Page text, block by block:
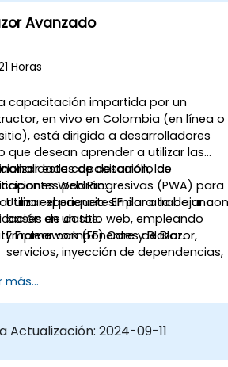
Avanzado
Horas
capacitación impartida por un
en vivo en Colombia (en línea o
está dirigida a desarrolladores
que desean aprender a utilizar las
de desarrollo de
Web Progresivas (PWA) para
una experiencia similar a la de una
en un sitio web, empleando
Framework (EF) Core y Blazor.
esta capacitación, los
podrán:
Utilizar el paquete EF para trabajar con
bases de datos.
Emplear componentes de Blazor,
servicios, inyección de dependencias,
Crear trabajadores de servicio para
habilitar características de PWA en
Aprovechar las notificaciones push y
más...
Actualización: 2024-09-11